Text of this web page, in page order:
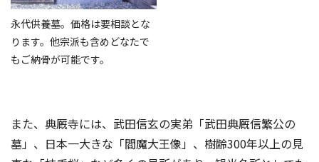
永代供養墓。価格は要相談とな
ります。他宗派も含めどなたで
もご納骨が可能です。
また、典厩寺には、武田信玄の実弟「武田典厩信繁公の
墓」、日本一大きな「閻魔大王像」、樹齢300年以上の見